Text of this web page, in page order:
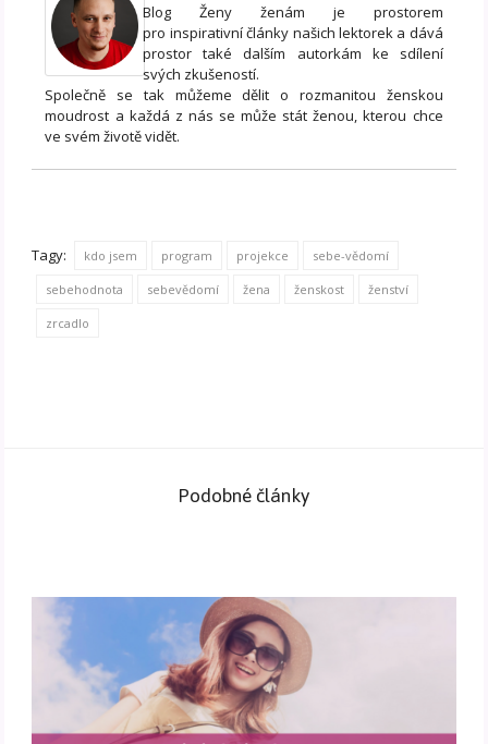
Blog Ženy ženám je prostorem
pro inspirativní články našich lektorek a dává
prostor také dalším autorkám ke sdílení
svých zkušeností.
Společně se tak můžeme dělit o rozmanitou ženskou
moudrost a každá z nás se může stát ženou, kterou chce
ve svém životě vidět.
Tagy: kdo jsem program projekce sebe-vědomí
sebehodnota sebevědomí žena ženskost ženství
zrcadlo
Podobné články